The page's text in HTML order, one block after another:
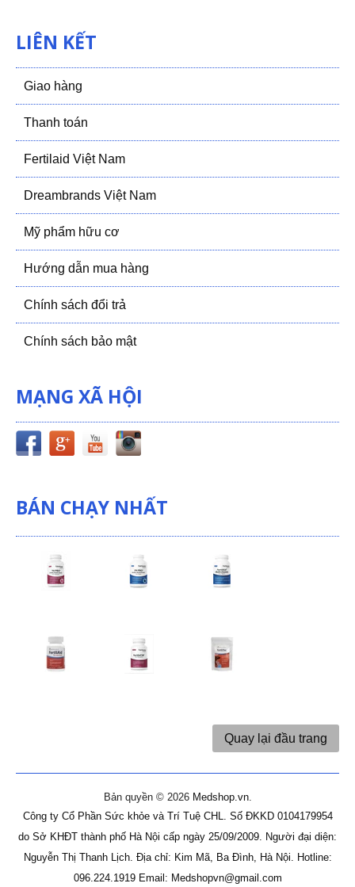
LIÊN KẾT
Giao hàng
Thanh toán
Fertilaid Việt Nam
Dreambrands Việt Nam
Mỹ phẩm hữu cơ
Hướng dẫn mua hàng
Chính sách đổi trả
Chính sách bảo mật
MẠNG XÃ HỘI
BÁN CHẠY NHẤT
Quay lại đầu trang
Bản quyền © 2026 Medshop.vn.
Công ty Cổ Phần Sức khỏe và Trí Tuệ CHL. Số ĐKKD 0104179954
do Sở KHĐT thành phố Hà Nội cấp ngày 25/09/2009. Người đại diện:
Nguyễn Thị Thanh Lịch. Địa chỉ: Kim Mã, Ba Đình, Hà Nội. Hotline:
096.224.1919 Email: Medshopvn@gmail.com